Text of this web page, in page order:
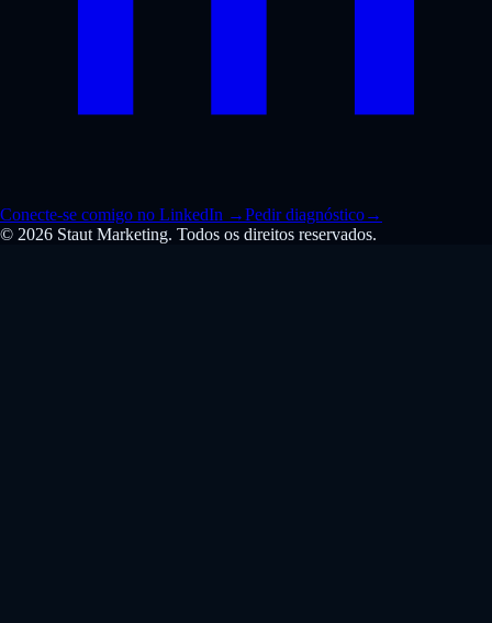
Conecte-se comigo no LinkedIn →Pedir diagnóstico→
© 2026 Staut Marketing. Todos os direitos reservados.